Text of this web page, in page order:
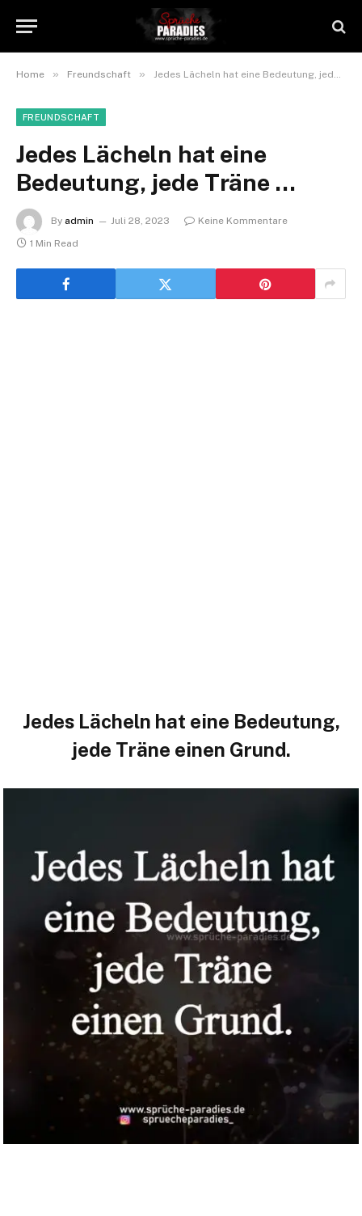
Home » Freundschaft » Jedes Lächeln hat eine Bedeutung, jede Träne …
FREUNDSCHAFT
Jedes Lächeln hat eine
Bedeutung, jede Träne …
By admin Juli 28, 2023
Keine Kommentare
1 Min Read
Jedes Lächeln hat eine Bedeutung,
jede Träne einen Grund.